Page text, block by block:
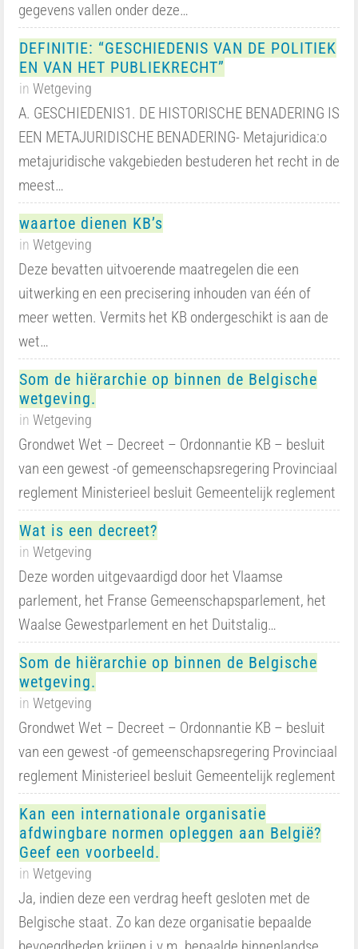
gegevens vallen onder deze…
DEFINITIE: “GESCHIEDENIS VAN DE POLITIEK
EN VAN HET PUBLIEKRECHT”
in Wetgeving
A. GESCHIEDENIS1. DE HISTORISCHE BENADERING IS
EEN METAJURIDISCHE BENADERING- Metajuridica:o
metajuridische vakgebieden bestuderen het recht in de
meest…
waartoe dienen KB’s
in Wetgeving
Deze bevatten uitvoerende maatregelen die een
uitwerking en een precisering inhouden van één of
meer wetten. Vermits het KB ondergeschikt is aan de
wet…
Som de hiërarchie op binnen de Belgische
wetgeving.
in Wetgeving
Grondwet Wet – Decreet – Ordonnantie KB – besluit
van een gewest -of gemeenschapsregering Provinciaal
reglement Ministerieel besluit Gemeentelijk reglement
Wat is een decreet?
in Wetgeving
Deze worden uitgevaardigd door het Vlaamse
parlement, het Franse Gemeenschapsparlement, het
Waalse Gewestparlement en het Duitstalig…
Som de hiërarchie op binnen de Belgische
wetgeving.
in Wetgeving
Grondwet Wet – Decreet – Ordonnantie KB – besluit
van een gewest -of gemeenschapsregering Provinciaal
reglement Ministerieel besluit Gemeentelijk reglement
Kan een internationale organisatie
afdwingbare normen opleggen aan België?
Geef een voorbeeld.
in Wetgeving
Ja, indien deze een verdrag heeft gesloten met de
Belgische staat. Zo kan deze organisatie bepaalde